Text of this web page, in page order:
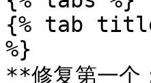
{% tab
%}
**修复第一个